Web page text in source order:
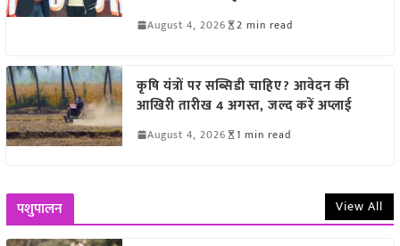
August 4, 2026 2 min read
कृषि यंत्रों पर सब्सिडी चाहिए? आवेदन की
आखिरी तारीख 4 अगस्त, जल्द करें अप्लाई
August 4, 2026 1 min read
पशुपालन View All